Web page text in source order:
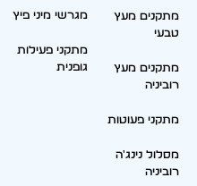
מתקנים מעץ
טבעי
מתקנים מעץ
רוביניה
מתקני פעוטות
מסלול נינג'ה
רוביניה
מגרשי מיני פיץ
מתקני פעילות
גופנית